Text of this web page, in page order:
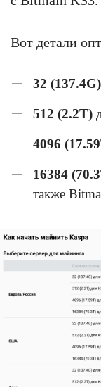
Вот детали
32 (137.4G)
512 (2.2T)
4096
16384
также